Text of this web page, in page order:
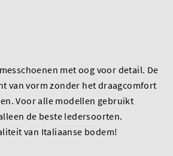
met oog voor detail. De
van vorm zonder het draagcomfort
Voor alle modellen gebruikt
de beste ledersoorten.
van Italiaanse bodem!